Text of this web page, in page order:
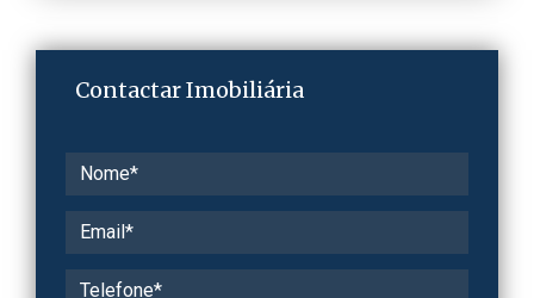
Contactar Imobiliária